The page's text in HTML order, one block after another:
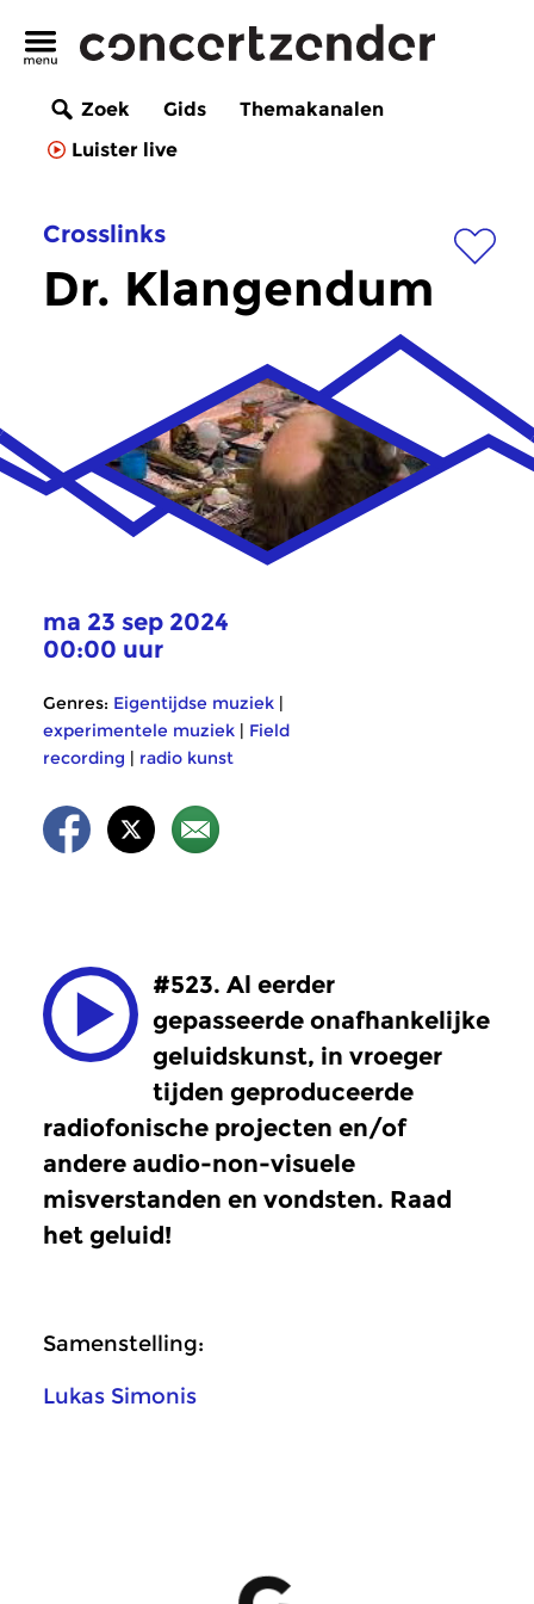
Zoek Gids
Themakanalen
Luister live
Crosslinks
Dr. Klangendum
ma 23 sep 2024
00:00 uur
Genres: Eigentijdse muziek |
experimentele muziek | Field
recording | radio kunst
#523. Al eerder
gepasseerde onafhankelijke
geluidskunst, in vroeger
tijden geproduceerde
radiofonische projecten en/of
andere audio-non-visuele
misverstanden en vondsten. Raad
het geluid!
Samenstelling:
Lukas Simonis